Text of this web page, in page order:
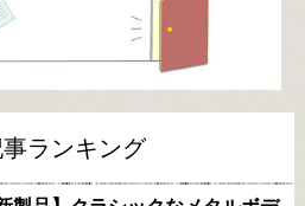
事ランキング